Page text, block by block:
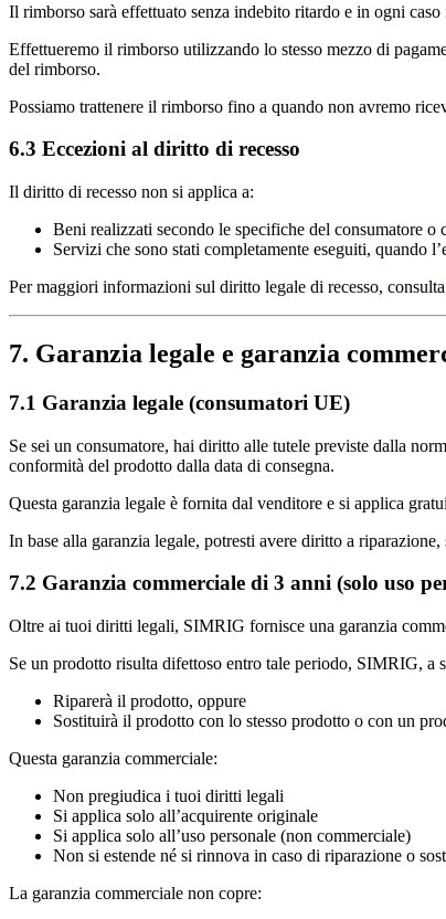
Il rimborso sarà effettuato senza indebito ritardo e in ogni
Effettueremo il rimborso utilizzando lo stesso mezzo di
del rimborso.
Possiamo trattenere il rimborso fino a quando non avremo
6.3 Eccezioni al diritto di recesso
Il diritto di recesso non si applica a:
Beni realizzati secondo le specifiche del consumatore o
Servizi che sono stati completamente eseguiti, quando
Per maggiori informazioni sul diritto legale di recesso, consulta
7. Garanzia legale e garanzia
7.1 Garanzia legale (consumatori UE)
Se sei un consumatore, hai diritto alle tutele previste dalla
conformità del prodotto dalla data di consegna.
Questa garanzia legale è fornita dal venditore e si applica
In base alla garanzia legale, potresti avere diritto a
7.2 Garanzia commerciale di 3 anni (solo uso
Oltre ai tuoi diritti legali, SIMRIG fornisce una garanzia
Se un prodotto risulta difettoso entro tale periodo, SIMRIG, a
Riparerà il prodotto, oppure
Sostituirà il prodotto con lo stesso prodotto o con un
Questa garanzia commerciale:
Non pregiudica i tuoi diritti legali
Si applica solo all’acquirente originale
Si applica solo all’uso personale (non commerciale)
Non si estende né si rinnova in caso di riparazione o
La garanzia commerciale non copre: